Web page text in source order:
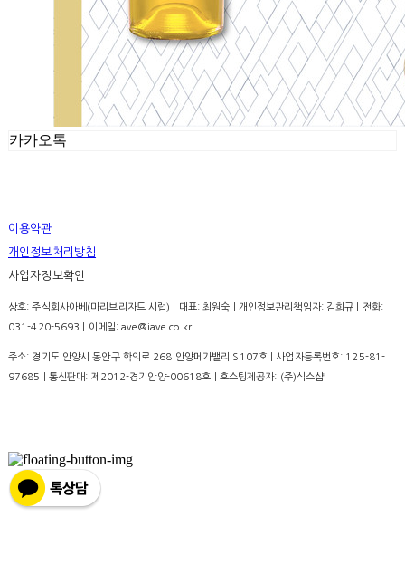
카카오톡
이용약관
개인정보처리방침
사업자정보확인
상호: 주식회사아베(마리브리자드 시럽) | 대표: 최원숙 | 개인정보관리책임자: 김희규 | 전화:
031-420-5693 | 이메일: ave@iave.co.kr
주소: 경기도 안양시 동안구 학의로 268 안양메가밸리 S107호 | 사업자등록번호: 125-81-
97685
| 통신판매: 제2012-경기안양-00618호 | 호스팅제공자: (주)식스샵